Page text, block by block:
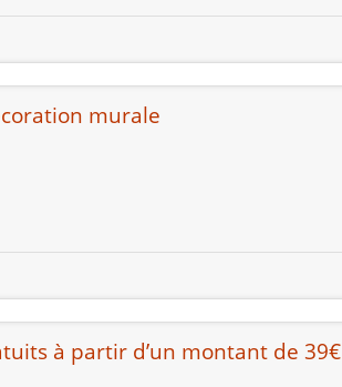
murale
à partir d’un montant de 39€